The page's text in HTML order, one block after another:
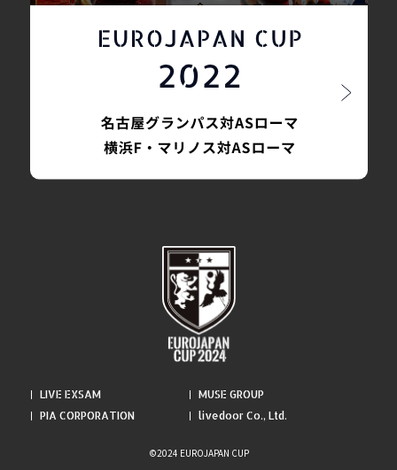
LIVE EXSAM
MUSE GROUP
PIA CORPORATION
livedoor Co., Ltd.
©2024 EUROJAPAN CUP